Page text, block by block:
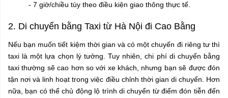
- 7 giờ/chiều tùy theo điều kiện giao thông thực tế.
2. Di chuyển bằng Taxi từ Hà Nội đi Cao Bằng
Nếu bạn muốn tiết kiệm thời gian và có một chuyến đi riêng tư thì
taxi là một lựa chọn lý tưởng. Tuy nhiên, chi phí di chuyển bằng
taxi thường sẽ cao hơn so với xe khách, nhưng bạn sẽ được đón
tận nơi và linh hoạt trong việc điều chỉnh thời gian di chuyển. Hơn
nữa, bạn có thể chủ động lộ trình di chuyển từ điểm đón tiễn đến